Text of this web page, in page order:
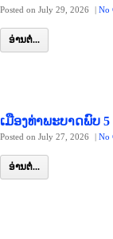
Posted on July 29, 2026 | No
ອ່ານຕໍ່...
ເມືອງທ່າພະບາດພົບ
Posted on July 27, 2026 | No
ອ່ານຕໍ່...